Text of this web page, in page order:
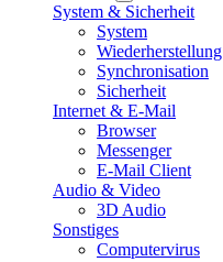
System & Sicherheit
System
Wiederherstellung
Synchronisation
Sicherheit
Internet & E-Mail
Browser
Messenger
E-Mail Client
Audio & Video
3D Audio
Sonstiges
Computervirus